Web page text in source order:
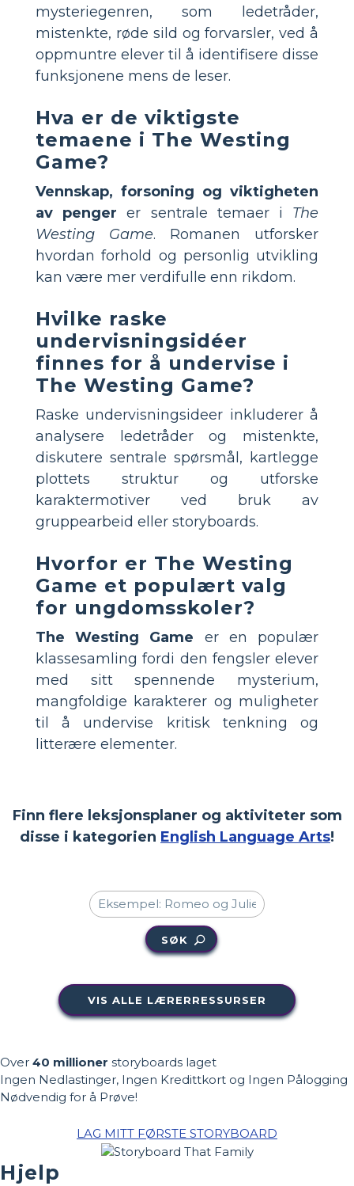
mysteriegenren, som ledetråder,
mistenkte, røde sild og forvarsler, ved å
oppmuntre elever til å identifisere disse
funksjonene mens de leser.
Hva er de viktigste
temaene i The Westing
Game?
Vennskap, forsoning og viktigheten
av penger er sentrale temaer i The
Westing Game. Romanen utforsker
hvordan forhold og personlig utvikling
kan være mer verdifulle enn rikdom.
Hvilke raske
undervisningsidéer
finnes for å undervise i
The Westing Game?
Raske undervisningsideer inkluderer å
analysere ledetråder og mistenkte,
diskutere sentrale spørsmål, kartlegge
plottets struktur og utforske
karaktermotiver ved bruk av
gruppearbeid eller storyboards.
Hvorfor er The Westing
Game et populært valg
for ungdomsskoler?
The Westing Game er en populær
klassesamling fordi den fengsler elever
med sitt spennende mysterium,
mangfoldige karakterer og muligheter
til å undervise kritisk tenkning og
litterære elementer.
Finn flere leksjonsplaner og aktiviteter som
disse i kategorien English Language Arts!
SØK
VIS ALLE LÆRERRESSURSER
Over 40 millioner storyboards laget
Ingen Nedlastinger, Ingen Kredittkort og Ingen Pålogging
Nødvendig for å Prøve!
LAG MITT FØRSTE STORYBOARD
Hjelp